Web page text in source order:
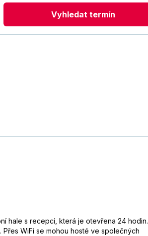
Vyhledat termín
hale s recepcí, která je otevřena 24 hodin.
WiFi se mohou hosté ve společných